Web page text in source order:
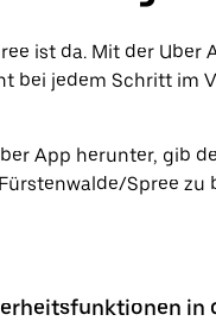
ist da. Mit der Uber
bei jedem Schritt im
App herunter, gib
Spree zu
in